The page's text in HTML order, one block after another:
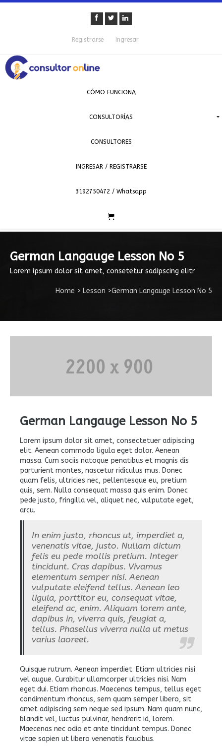
Registrarse Ingresar
CÓMO FUNCIONA
CONSULTORÍAS
CONSULTORES
INGRESAR / REGISTRARSE
3192750472 / Whatsapp
German Langauge Lesson No 5
Lorem ipsum dolor sit amet, consetetur sadipscing elitr
Home > Lesson >German Langauge Lesson No 5
German Langauge Lesson No 5
Lorem ipsum dolor sit amet, consectetuer adipiscing
elit. Aenean commodo ligula eget dolor. Aenean
massa. Cum sociis natoque penatibus et magnis dis
parturient montes, nascetur ridiculus mus. Donec
quam felis, ultricies nec, pellentesque eu, pretium
quis, sem. Nulla consequat massa quis enim. Donec
pede justo, fringilla vel, aliquet nec, vulputate eget,
arcu.
In enim justo, rhoncus ut, imperdiet a,
venenatis vitae, justo. Nullam dictum
felis eu pede mollis pretium. Integer
tincidunt. Cras dapibus. Vivamus
elementum semper nisi. Aenean
vulputate eleifend tellus. Aenean leo
ligula, porttitor eu, consequat vitae,
eleifend ac, enim. Aliquam lorem ante,
dapibus in, viverra quis, feugiat a,
tellus. Phasellus viverra nulla ut metus
varius laoreet.
Quisque rutrum. Aenean imperdiet. Etiam ultricies nisi
vel augue. Curabitur ullamcorper ultricies nisi. Nam
eget dui. Etiam rhoncus. Maecenas tempus, tellus eget
condimentum rhoncus, sem quam semper libero, sit
amet adipiscing sem neque sed ipsum. Nam quam nunc,
blandit vel, luctus pulvinar, hendrerit id, lorem.
Maecenas nec odio et ante tincidunt tempus. Donec
vitae sapien ut libero venenatis faucibus.